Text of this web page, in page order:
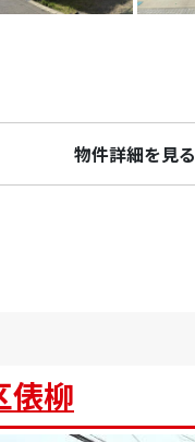
物件詳細を見る
俵柳